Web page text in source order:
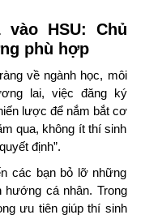
HSU: Chủ
phù hợp
về ngành học, môi
lai, việc đăng ký
lược để nắm bắt cơ
qua, không ít thí sinh
định”.
các bạn bỏ lỡ những
cá nhân. Trong
ưu tiên giúp thí sinh